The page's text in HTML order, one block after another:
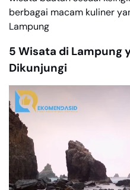
berbagai macam kuliner
Lampung
5 Wisata di Lampung
Dikunjungi